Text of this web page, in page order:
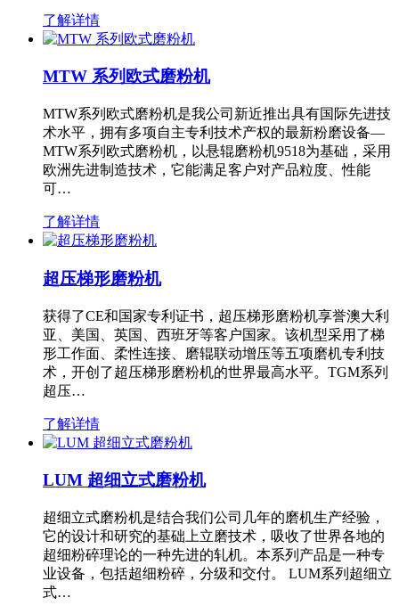
了解详情
MTW 系列欧式磨粉机
MTW系列欧式磨粉机是我公司新近推出具有国际先进技
术水平，拥有多项自主专利技术产权的最新粉磨设备—
MTW系列欧式磨粉机，以悬辊磨粉机9518为基础，采用
欧洲先进制造技术，它能满足客户对产品粒度、性能
可…
了解详情
超压梯形磨粉机
获得了CE和国家专利证书，超压梯形磨粉机享誉澳大利
亚、美国、英国、西班牙等客户国家。该机型采用了梯
形工作面、柔性连接、磨辊联动增压等五项磨机专利技
术，开创了超压梯形磨粉机的世界最高水平。TGM系列
超压…
了解详情
LUM 超细立式磨粉机
超细立式磨粉机是结合我们公司几年的磨机生产经验，
它的设计和研究的基础上立磨技术，吸收了世界各地的
超细粉碎理论的一种先进的轧机。本系列产品是一种专
业设备，包括超细粉碎，分级和交付。 LUM系列超细立
式…